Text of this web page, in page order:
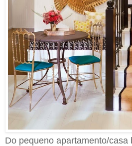
Do pequeno apartamento/casa